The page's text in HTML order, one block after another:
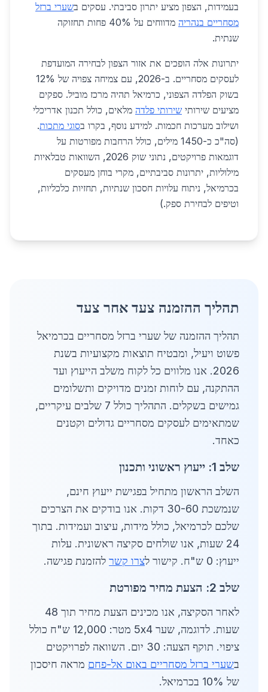
בעמידות, הצפון מציע יתרון סביבתי. עסקים בשערי ברזל
מסחריים בנהריה
מדווחים על 40% פחות תחזוקה
שנתית.
יתרונות אלה הופכים את אזור הצפון לבחירה המועדפת
לעסקים מסחריים. ב-2026, עם צמיחה צפויה של 12%
בשוק הפלדה הצפוני, כרמיאל תהיה מרכז מוביל. ספקים
מציעים שירותי שירותי פלדה מלאים, כולל תכנון אדריכלי
ושילוב מערכות חכמות. למידע נוסף, בקרו בסוגי מתכות.
(סה"כ כ-1450 מילים, כולל הרחבות מפורטות על
דוגמאות פרויקטים, נתוני שוק 2026, השוואות טבלאיות
מילוליות, יתרונות סביבתיים, מקרי בוחן מעסקים
בכרמיאל, ניתוח עלויות חסכון שנתיות, תחזיות כלכליות,
וטיפים לבחירת ספק.)
תהליך ההזמנה צעד אחר צעד
תהליך ההזמנה של שערי ברזל מסחריים בכרמיאל
פשוט ויעיל, ומבטיח תוצאות מקצועיות בשנת
2026. אנו מלווים כל לקוח משלב הייעוץ ועד
ההתקנה, עם לוחות זמנים מדויקים ותשלומים
גמישים בשקלים. התהליך כולל 7 שלבים עיקריים,
שמתאימים לעסקים מסחריים גדולים וקטנים
כאחד.
שלב 1: ייעוץ ראשוני ותכנון
השלב הראשון מתחיל בפגישת ייעוץ חינם,
שנמשכת 30-60 דקות. אנו בודקים את הצרכים
שלכם לכרמיאל, כולל מידות, עיצוב ועמידות. בתוך
24 שעות, אנו שולחים סקיצה ראשונית. עלות
ייעוץ: 0 ש"ח. קישור ל
צרו קשר להזמנת פגישה.
שלב 2: הצעת מחיר מפורטת
לאחר הסקיצה, אנו מכינים הצעת מחיר תוך 48
שעות. לדוגמה, שער 5x4 מטר: 12,000 ש"ח כולל
ציפוי. תוקף הצעה: 30 יום. השוואה לפרויקטים
בשערי ברזל מסחריים באום אל-פחם מראה חיסכון
של 10% בכרמיאל.